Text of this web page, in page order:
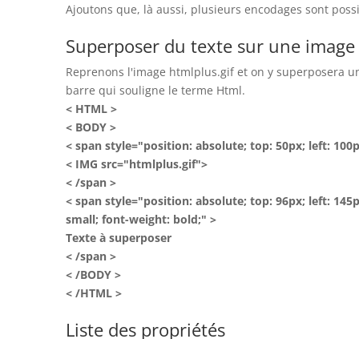
Ajoutons que, là aussi, plusieurs encodages sont
Superposer du texte sur une image
Reprenons l'image htmlplus.gif et on y superposera
barre qui souligne le terme Html.
< HTML >
< BODY >
< span style="position: absolute; top: 50px; left:
< IMG src="htmlplus.gif">
< /span >
< span style="position: absolute; top: 96px; left:
small; font-weight: bold;" >
Texte à superposer
< /span >
< /BODY >
< /HTML >
Liste des propriétés